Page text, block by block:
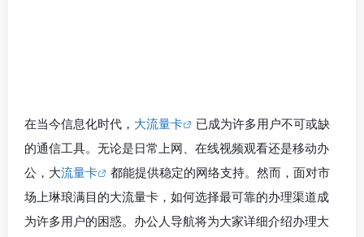
在当今信息化时代， 大流量卡
已成为许多用户不可或缺
的通信工具。无论是日常上网、在线视频观看还是移动办
公，大流量卡
都能提供稳定的网络支持。然而，面对市
场上琳琅满目的大流量卡，如何选择最可靠的办理渠道成
为许多用户的困惑。办公人导航将为大家详细介绍办理大